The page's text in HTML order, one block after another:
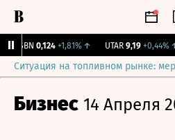
USBN 0,124 +1,81% ↑ UTAR 9,19 +0,44%↑
Ситуация на топливном рынке:
Бизнес 14 Апреля